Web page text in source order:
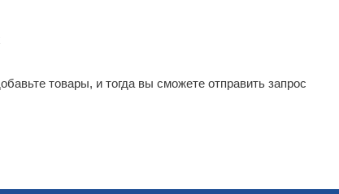
товары, и тогда вы сможете отправить запрос